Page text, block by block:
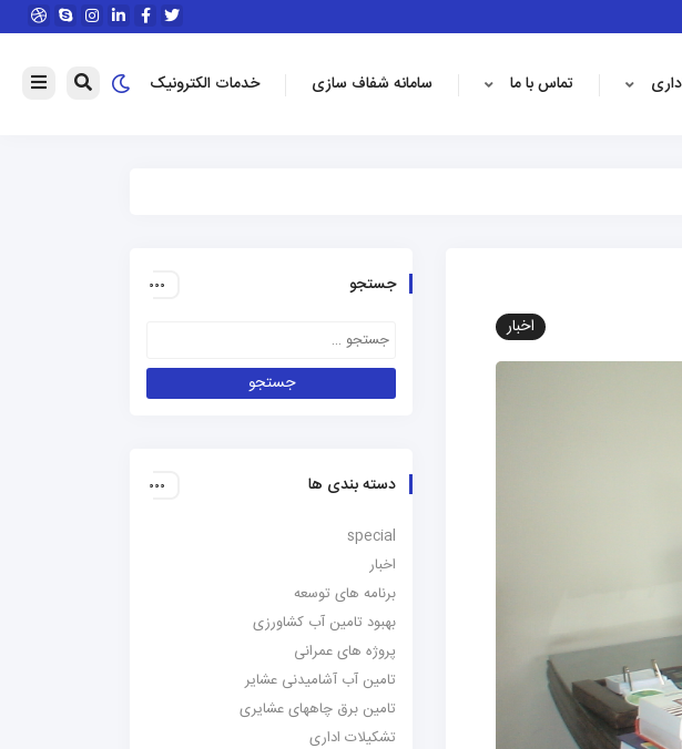
تماس با ما سامانه شفاف سازی خدمات الکترونیک
اخبار
جستجو
دسته بندی ها
special
اخبار
برنامه های توسعه
بهبود تامین آب کشاورزی
پروژه های عمرانی
تامین آب آشامیدنی عشایر
تامین برق چاههای عشایری
تشکیلات اداری